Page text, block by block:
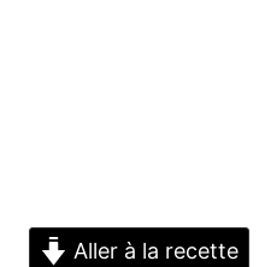
Aller à la recette